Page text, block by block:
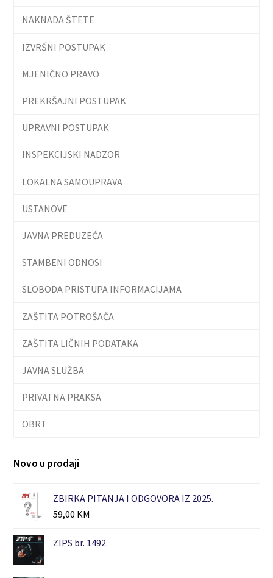
NAKNADA ŠTETE
IZVRŠNI POSTUPAK
MJENIČNO PRAVO
PREKRŠAJNI POSTUPAK
UPRAVNI POSTUPAK
INSPEKCIJSKI NADZOR
LOKALNA SAMOUPRAVA
USTANOVE
JAVNA PREDUZEĆA
STAMBENI ODNOSI
SLOBODA PRISTUPA INFORMACIJAMA
ZAŠTITA POTROŠAČA
ZAŠTITA LIČNIH PODATAKA
JAVNA SLUŽBA
PRIVATNA PRAKSA
OBRT
Novo u prodaji
ZBIRKA PITANJA I ODGOVORA IZ 2025.
59,00 KM
ZIPS br. 1492